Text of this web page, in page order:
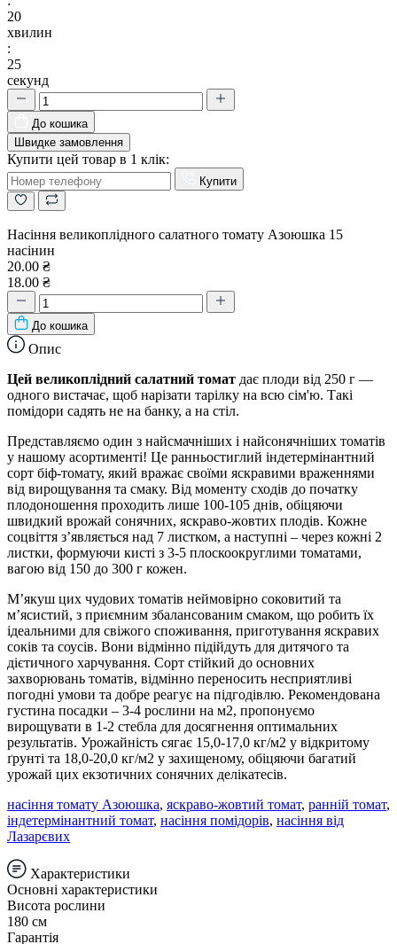
20
хвилин
:
25
секунд
До кошика
Швидке замовлення
Купити цей товар в 1 клік:
Купити
Насіння великоплідного салатного томату Азоюшка 15
насінин
20.00 ₴
18.00 ₴
До кошика
Опис
Цей великоплідний салатний томат дає плоди від 250 г —
одного вистачає, щоб нарізати тарілку на всю сім'ю. Такі
помідори садять не на банку, а на стіл.
Представляємо один з найсмачніших і найсонячніших томатів
у нашому асортименті! Це ранньостиглий індетермінантний
сорт біф-томату, який вражає своїми яскравими враженнями
від вирощування та смаку. Від моменту сходів до початку
плодоношення проходить лише 100-105 днів, обіцяючи
швидкий врожай сонячних, яскраво-жовтих плодів. Кожне
соцвіття з’являється над 7 листком, а наступні – через кожні 2
листки, формуючи кисті з 3-5 плоскоокруглими томатами,
вагою від 150 до 300 г кожен.
М’якуш цих чудових томатів неймовірно соковитий та
м’ясистий, з приємним збалансованим смаком, що робить їх
ідеальними для свіжого споживання, приготування яскравих
соків та соусів. Вони відмінно підійдуть для дитячого та
дієтичного харчування. Сорт стійкий до основних
захворювань томатів, відмінно переносить несприятливі
погодні умови та добре реагує на підгодівлю. Рекомендована
густина посадки – 3-4 рослини на м2, пропонуємо
вирощувати в 1-2 стебла для досягнення оптимальних
результатів. Урожайність сягає 15,0-17,0 кг/м2 у відкритому
ґрунті та 18,0-20,0 кг/м2 у захищеному, обіцяючи багатий
урожай цих екзотичних сонячних делікатесів.
насіння томату Азоюшка, яскраво-жовтий томат, ранній томат,
індетермінантний томат, насіння помідорів, насіння від
Лазарєвих
Характеристики
Основні характеристики
Висота рослини
180 см
Гарантія